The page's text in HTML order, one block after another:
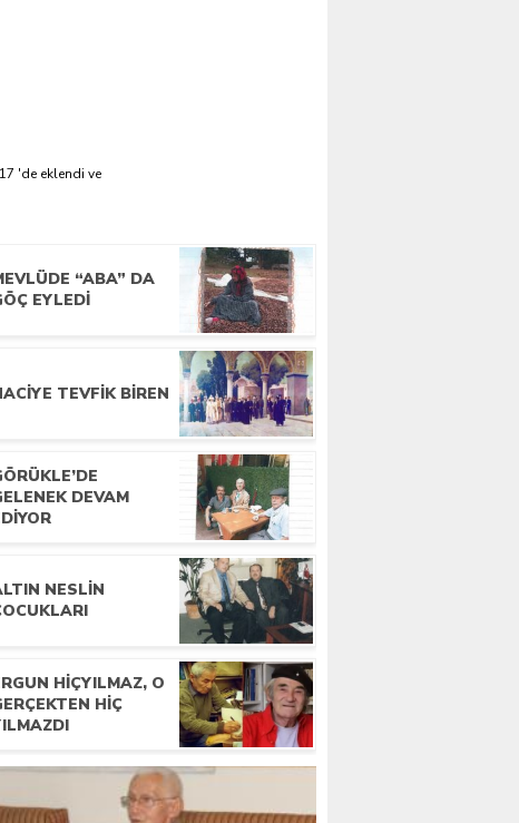
'de eklendi ve
“ABA” DA
EYLEDI
TEVFIK BIREN
DEVAM
NESLIN
HIÇYILMAZ, O
HIÇ